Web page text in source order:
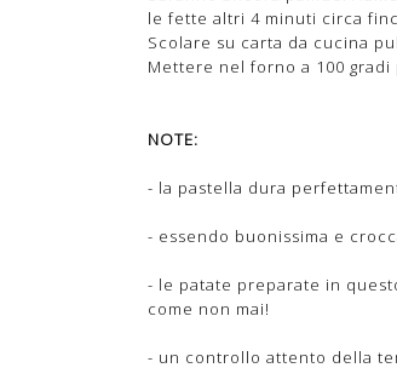
le fette altri 4 minuti circa
Scolare su carta da cucina
Mettere nel forno a 100
NOTE:
- la pastella dura
- essendo buonissima e
- le patate preparate in
come non mai!
- un controllo attento della